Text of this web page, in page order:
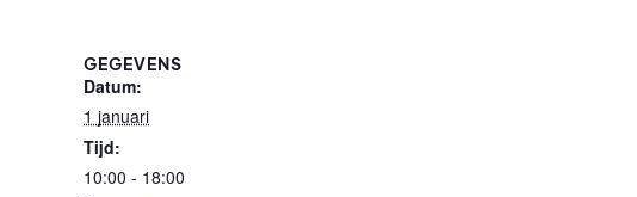
GEGEVENS
Datum:
1 januari
Tijd:
10:00 - 18:00